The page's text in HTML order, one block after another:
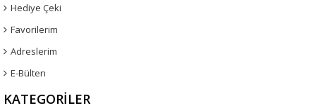
Hediye Çeki
Favorilerim
Adreslerim
E-Bülten
KATEGORILER